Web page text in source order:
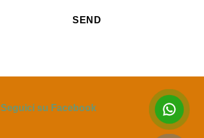
Seguici su Facebook